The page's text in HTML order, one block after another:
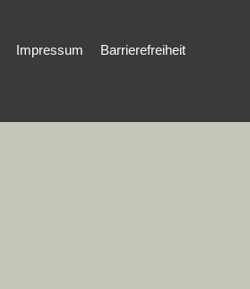
Impressum Barrierefreiheit